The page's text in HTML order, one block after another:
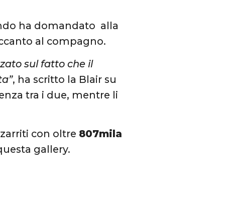
ha domandato alla
al compagno.
sul fatto che il
, ha scritto la Blair su
tra i due, mentre li
con oltre 807mila
gallery.